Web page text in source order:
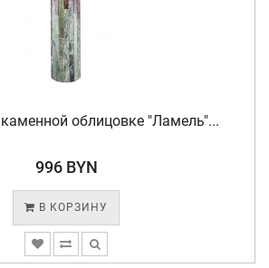
облицовке "Ламель"...
996 BYN
В КОРЗИНУ